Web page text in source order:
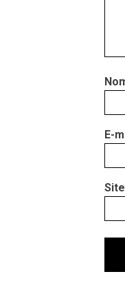
E-
Site